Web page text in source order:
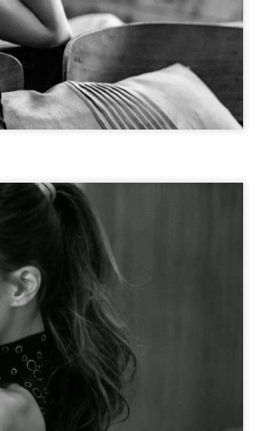
, e´raggiungibile via mare , oppure
e si dice che un tempo le abbiano